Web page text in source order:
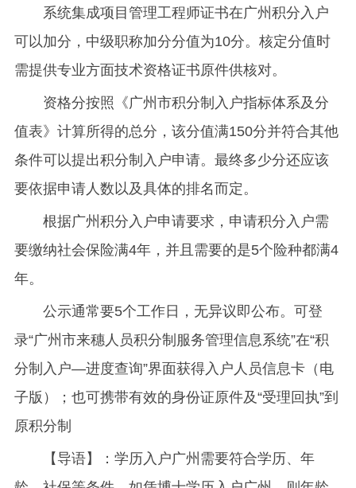
系统集成项目管理工程师证书在广州积分入户
可以加分，中级职称加分分值为10分。核定分值时
需提供专业方面技术资格证书原件供核对。
资格分按照《广州市积分制入户指标体系及分
值表》计算所得的总分，该分值满150分并符合其他
条件可以提出积分制入户申请。最终多少分还应该
要依据申请人数以及具体的排名而定。
根据广州积分入户申请要求，申请积分入户需
要缴纳社会保险满4年，并且需要的是5个险种都满4
年。
公示通常要5个工作日，无异议即公布。可登
录“广州市来穗人员积分制服务管理信息系统”在“积
分制入户—进度查询”界面获得入户人员信息卡（电
子版）；也可携带有效的身份证原件及“受理回执”到
原积分制
【导语】：学历入户广州需要符合学历、年